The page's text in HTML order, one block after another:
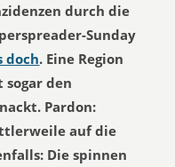
durch die
Sunday
doch. Eine Region
sogar den
Pardon:
auf die
Die spinnen